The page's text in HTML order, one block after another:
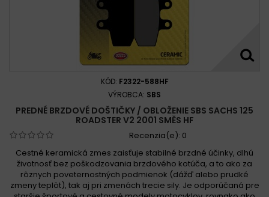
KÓD: F2322-588HF
VÝROBCA: SBS
PREDNÉ BRZDOVÉ DOŠTIČKY / OBLOŽENIE SBS SACHS 125
ROADSTER V2 2001 SMĚS HF
Recenzia(e): 0
Cestné keramická zmes zaisťuje stabilné brzdné účinky, dlhú
životnosť bez poškodzovania brzdového kotúča, a to ako za
rôznych poveternostných podmienok (dážď alebo prudké
zmeny teplôt), tak aj pri zmenách trecie sily. Je odporúčaná pre